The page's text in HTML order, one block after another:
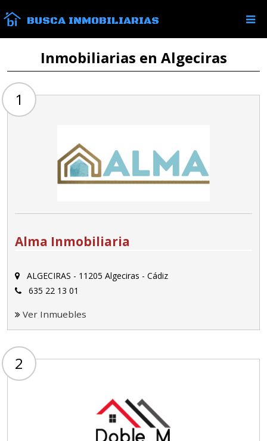
BUSCA INMOBILIARIAS
Inmobiliarias en Algeciras
1
Alma Inmobiliaria
ALGECIRAS - 11205 Algeciras - Cádiz
635 22 13 01
Ver Inmuebles
2